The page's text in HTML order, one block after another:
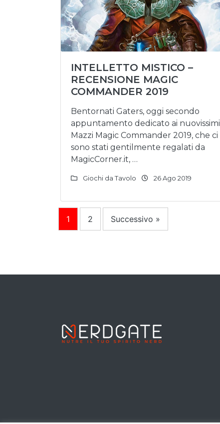
INTELLETTO MISTICO –
RECENSIONE MAGIC
COMMANDER 2019
Bentornati Gaters, oggi secondo
appuntamento dedicato ai nuovissimi
Mazzi Magic Commander 2019, che ci
sono stati gentilmente regalati da
MagicCorner.it, …
Giochi da Tavolo 26 Ago 2019
1 2 Successivo »